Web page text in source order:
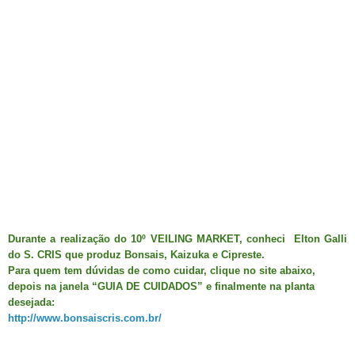
Durante a realização do 10º VEILING MARKET, conheci
Elton Galli
do S. CRIS que produz Bonsais, Kaizuka e Cipreste.
Para quem tem dúvidas de como cuidar, clique no site abaixo,
depois na janela “GUIA DE CUIDADOS” e finalmente na planta
desejada:
http://www.bonsaiscris.com.br/